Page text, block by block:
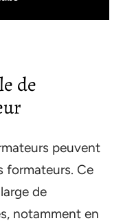
de
peuvent
formateurs. Ce
de
notamment en